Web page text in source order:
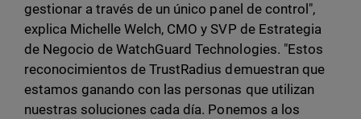
gestionar a través de un único panel de control",
explica Michelle Welch, CMO y SVP de Estrategia
de Negocio de WatchGuard Technologies. "Estos
reconocimientos de TrustRadius demuestran que
estamos ganando con las personas que utilizan
nuestras soluciones cada día. Ponemos a los